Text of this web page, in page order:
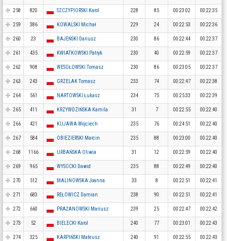
258 820 SZCZYPIORSKI Karol 228 85 00:23:02 00:22:35
259 386 KOWALSKI Michał 229 24 00:22:53 00:22:36
260 23 BAJEŃSKI Dariusz 230 86 00:22:44 00:22:37
261 435 KWIATKOWSKI Patryk 230 40 00:22:59 00:22:37
262 908 WESOŁOWSKI Tomasz 230 86 00:23:05 00:22:37
263 243 GRZELAK Tomasz 233 74 00:22:47 00:22:38
264 561 NARTOWSKI Łukasz 234 75 00:25:33 00:22:39
265 411 KRZYWDZIŃSKA Kamila 31 7 00:22:55 00:22:40
266 421 KUJAWA Wojciech 235 76 00:24:51 00:22:40
267 584 OBIEZIERSKI Marcin 235 88 00:23:00 00:22:40
268 1166 URBAŃSKA Oliwia 31 12 00:22:59 00:22:40
269 965 WYSOCKI Dawid 235 88 00:22:49 00:22:40
270 512 MALINOWSKA Joanna 33 8 00:22:51 00:22:41
271 683 REŁOWICZ Damian 238 90 00:22:51 00:22:41
272 660 PRAŻANOWSKI Mariusz 239 25 00:22:47 00:22:42
273 52 BIELECKI Karol 240 77 00:23:01 00:22:43
274 325 KARPIŃSKI Mateusz 240 91 00:22:55 00:22:43